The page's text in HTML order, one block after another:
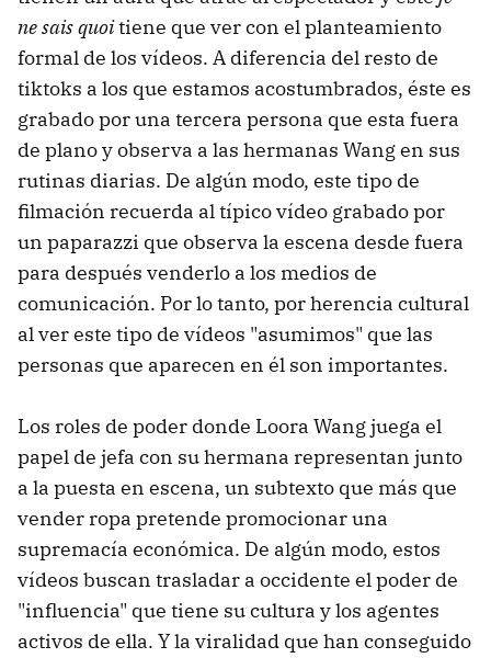
ne sais quoitiene que ver con el planteamiento
formal de los vídeos. A diferencia del resto de
tiktoks a los que estamos acostumbrados, éste es
grabado por una tercera persona que esta fuera
de plano y observa a las hermanas Wang en sus
rutinas diarias. De algún modo, este tipo de
filmación recuerda al típico vídeo grabado por
un paparazzi que observa la escena desde fuera
para después venderlo a los medios de
comunicación. Por lo tanto, por herencia cultural
al ver este tipo de vídeos "asumimos" que las
personas que aparecen en él son importantes.
Los roles de poder donde Loora Wang juega el
papel de jefa con su hermana representan junto
a la puesta en escena, un subtexto que más que
vender ropa pretende promocionar una
supremacía económica. De algún modo, estos
vídeos buscan trasladar a occidente el poder de
"influencia" que tiene su cultura y los agentes
activos de ella. Y la viralidad que han conseguido